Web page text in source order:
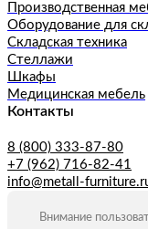
Производственная
Оборудование для
Складская техника
Стеллажи
Шкафы
Медицинская мебель
Контакты
8 (800) 333-87-80
+7 (962) 716-82-41
info@metall-
Внимание